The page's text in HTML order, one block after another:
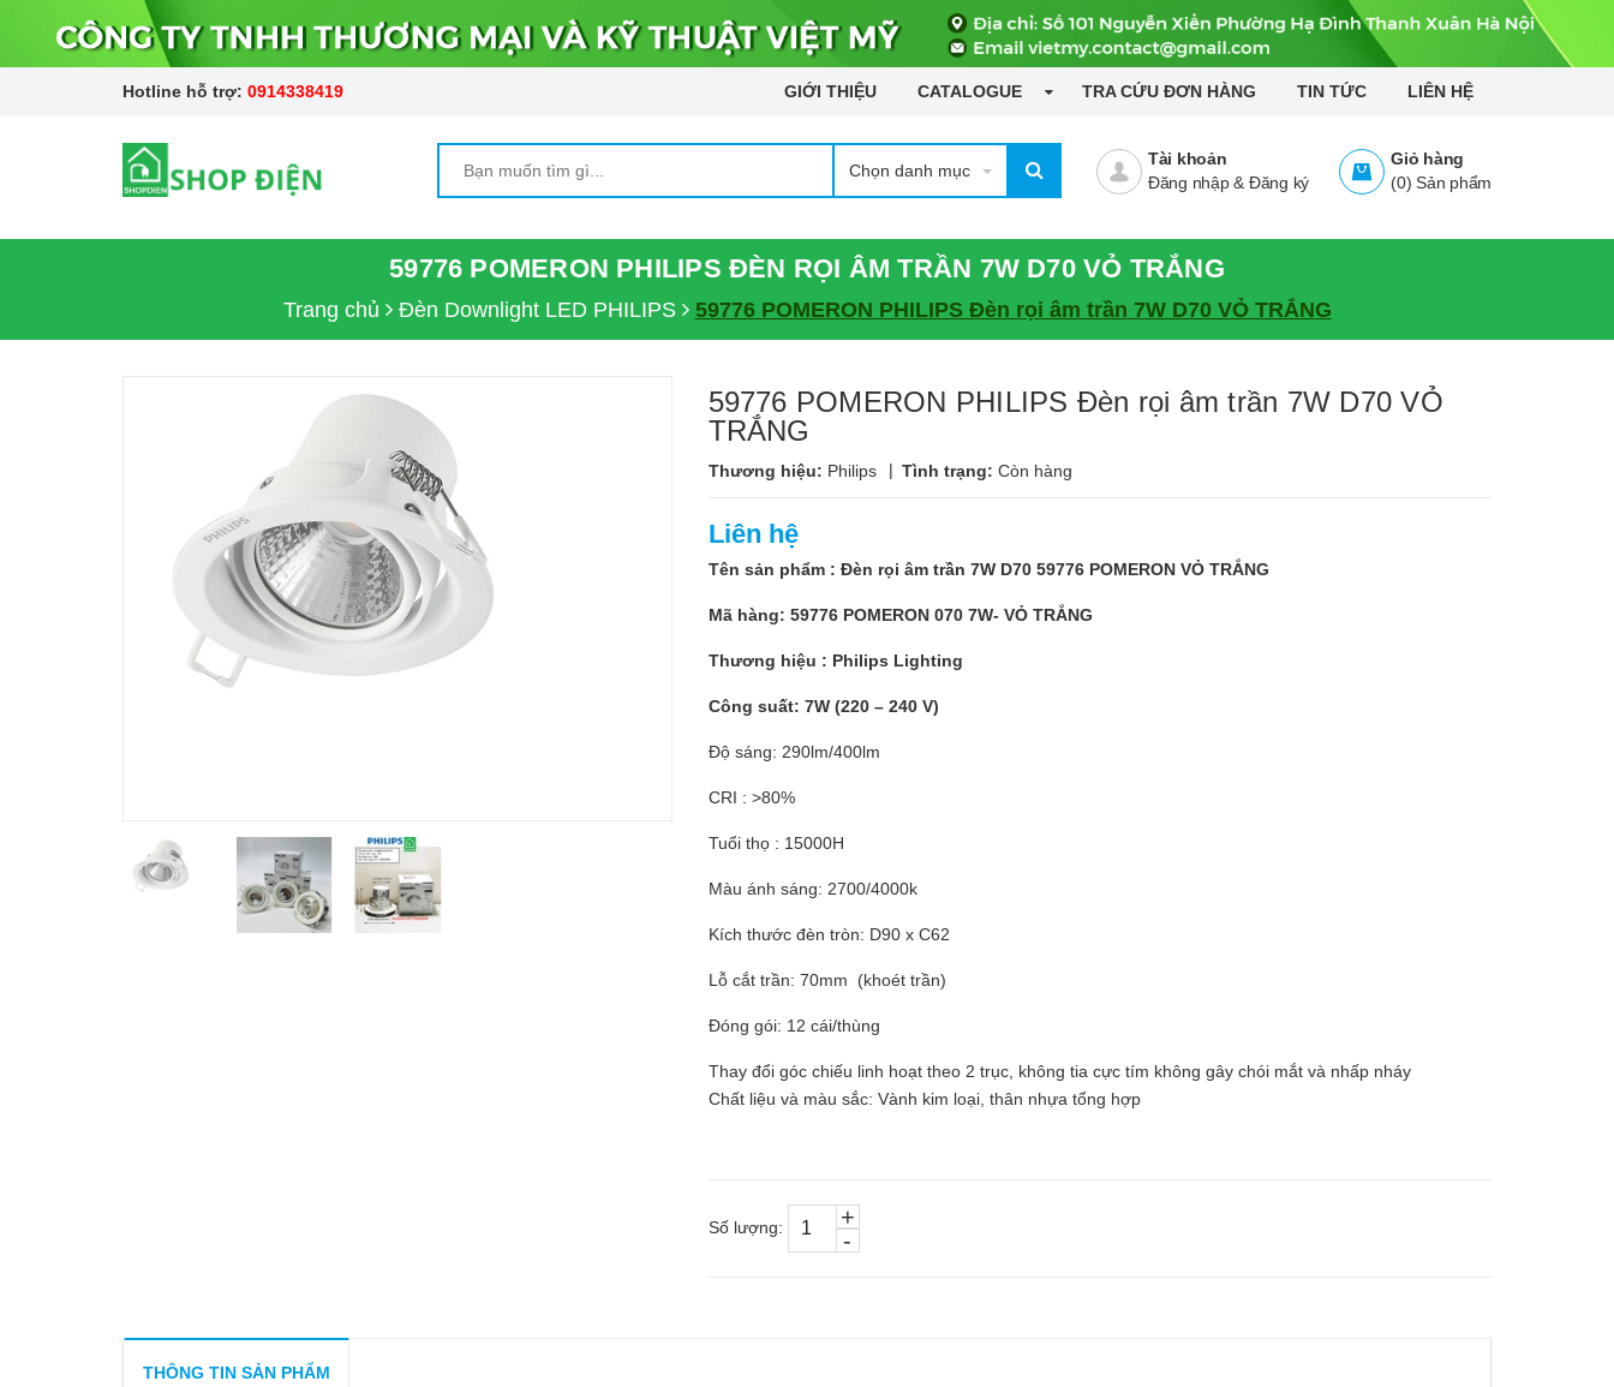
Hotline hỗ trợ: 0914338419 GIỚI THIỆU CATALOGUE TRA CỨU ĐƠN HÀNG TIN TỨC LIÊN HỆ
Chọn danh mục
Giỏ hàng
(0) Sản phẩm
Tài khoản
Đăng nhập& Đăng ký
59776 POMERON PHILIPS ĐÈN RỌI ÂM TRẦN 7W D70 VỎ TRẮNG
Trang chủ Đèn Downlight LED PHILIPS 59776 POMERON PHILIPS Đèn rọi âm trần 7W D70 VỎ TRẮNG
59776 POMERON PHILIPS Đèn rọi âm trần 7W D70 VỎ
TRẮNG
Thương hiệu: Philips | Tình trạng: Còn hàng
Liên hệ
Tên sản phẩm : Đèn rọi âm trần 7W D70 59776 POMERON VỎ TRẮNG
Mã hàng: 59776 POMERON 070 7W- VỎ TRẮNG
Thương hiệu : Philips Lighting
Công suất: 7W (220 – 240 V)
Độ sáng: 290lm/400lm
CRI : >80%
Tuổi thọ : 15000H
Màu ánh sáng: 2700/4000k
Kích thước đèn tròn: D90 x C62
Lỗ cắt trần: 70mm (khoét trần)
Đóng gói: 12 cái/thùng
Thay đổi góc chiếu linh hoạt theo 2 trục, không tia cực tím không gây chói mắt và nhấp nháy
Chất liệu và màu sắc: Vành kim loại, thân nhựa tổng hợp
Số lượng: -
+
THÔNG TIN SẢN PHẨM